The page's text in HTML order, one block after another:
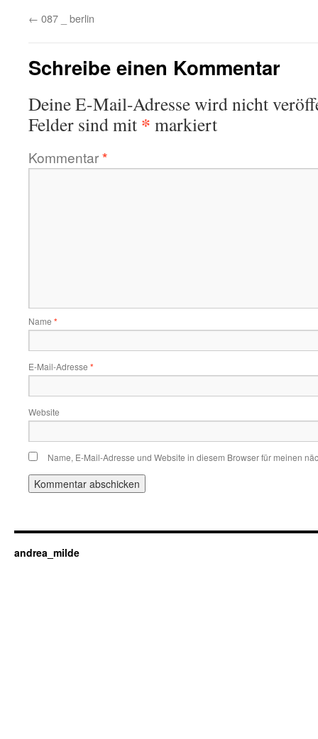
← 087 _ berlin
Schreibe einen Kommentar
Deine E-Mail-Adresse wird nicht
Felder sind mit * markiert
Kommentar*
Name *
E-Mail-Adresse *
Website
Name, E-Mail-Adresse und Website in diesem Browser für meinen
andrea_milde